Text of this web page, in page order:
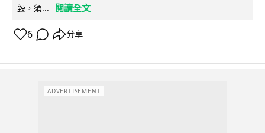
毀，須...
閱讀全文
6 分享
ADVERTISEMENT